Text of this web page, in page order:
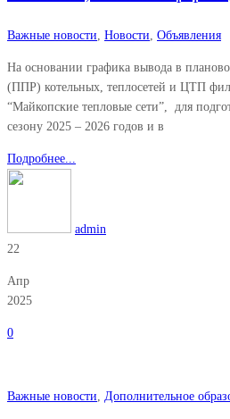
Важные новости, Новости, Объявления
На основании графика вывода в
(ППР) котельных, теплосетей и ЦТП
“Майкопские тепловые сети”, для
сезону 2025 – 2026 годов и в
Подробнее...
admin
22
Апр
2025
0
Важные новости Дополнительное